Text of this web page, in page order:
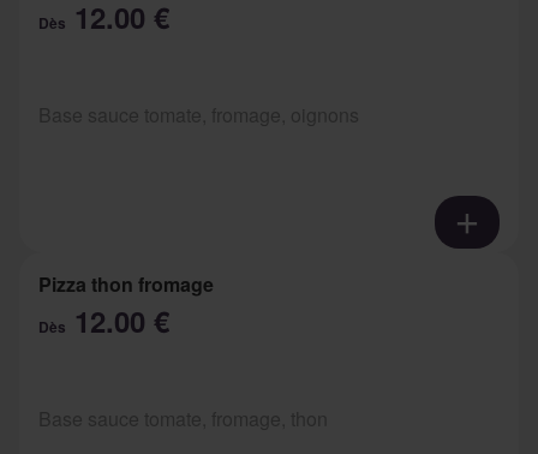
Dès 12.00 €
Pizza thon fromage
Dès 12.00 €